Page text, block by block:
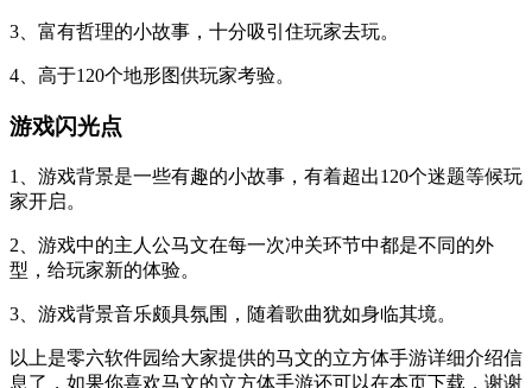
3、富有哲理的小故事，十分吸引住玩家去玩。
4、高于120个地形图供玩家考验。
游戏闪光点
1、游戏背景是一些有趣的小故事，有着超出120个迷题等候玩
家开启。
2、游戏中的主人公马文在每一次冲关环节中都是不同的外
型，给玩家新的体验。
3、游戏背景音乐颇具氛围，随着歌曲犹如身临其境。
以上是零六软件园给大家提供的马文的立方体手游详细介绍信
息了，如果你喜欢马文的立方体手游还可以在本页下载，谢谢